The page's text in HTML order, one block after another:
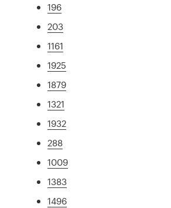
196
203
1161
1925
1879
1321
1932
288
1009
1383
1496